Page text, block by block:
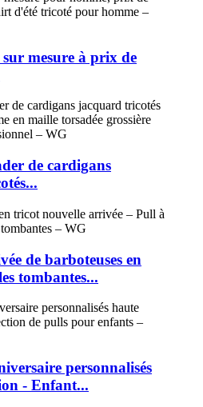
mesure à prix de
de cardigans
de barboteuses en
tombantes...
personnalisés
- Enfant...